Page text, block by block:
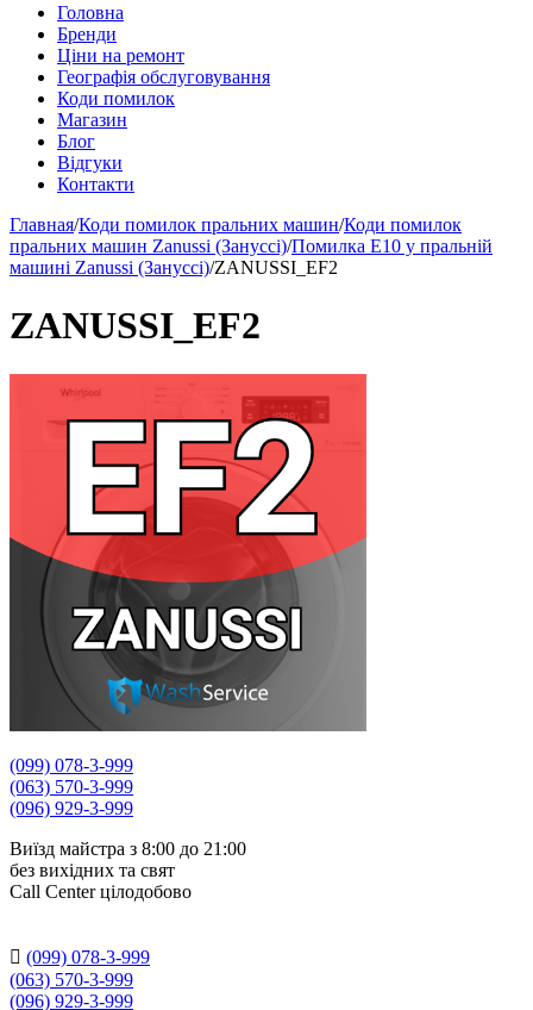
Головна
Бренди
Ціни на ремонт
Географія обслуговування
Коди помилок
Магазин
Блог
Відгуки
Контакти
Главная/Коди помилок пральних машин/Коди помилок
пральних машин Zanussi (Зануссі)/Помилка E10 у пральній
машині Zanussi (Зануссі)/ZANUSSI_EF2
ZANUSSI_EF2
(099) 078-3-999
(063) 570-3-999
(096) 929-3-999
Виїзд майстра з 8:00 до 21:00
без вихідних та свят
Сall Сenter цілодобово
 (099) 078-3-999
(063) 570-3-999
(096) 929-3-999